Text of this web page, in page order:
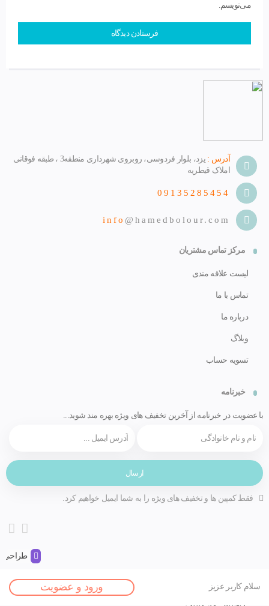
می‌نویسم.
آدرس :
یزد، بلوار فردوسی، روبروی شهرداری منطقه3 ، طبقه فوقانی
املاک قیطریه
09135285454
info @hamedbolour.com
مرکز تماس مشتریان
لیست علاقه مندی
تماس با ما
درباره ما
وبلاگ
تسویه حساب
خبرنامه
با عضویت در خبرنامه از آخرین تخفیف های ویژه بهره مند شوید...
فقط کمپین ها و تخفیف های ویژه را به شما ایمیل خواهیم کرد.
طراحی
سلام کاربر عزیز ورود و عضویت
مقالات